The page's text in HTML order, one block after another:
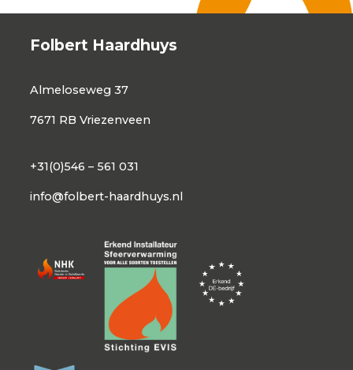
Folbert Haardhuys
Almeloseweg 37
7671 RB Vriezenveen
+31(0)546 – 561 031
info@folbert-haardhuys.nl